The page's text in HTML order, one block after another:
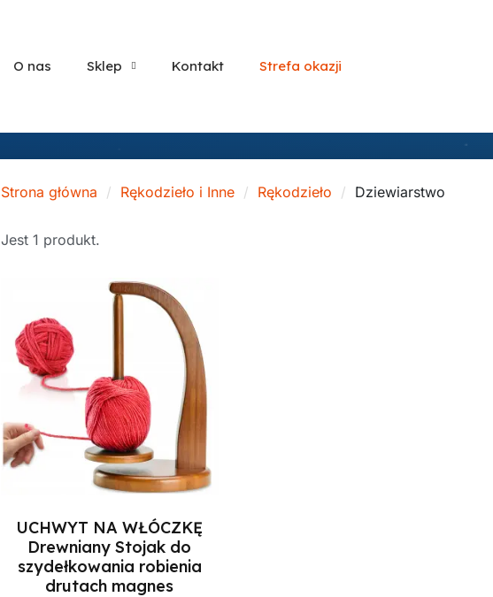
O nas Sklep Kontakt Strefa okazji
Strona główna Rękodzieło i Inne Rękodzieło Dziewiarstwo
Jest 1 produkt.
UCHWYT NA WŁÓCZKĘ
Drewniany Stojak do
szydełkowania robienia
drutach magnes